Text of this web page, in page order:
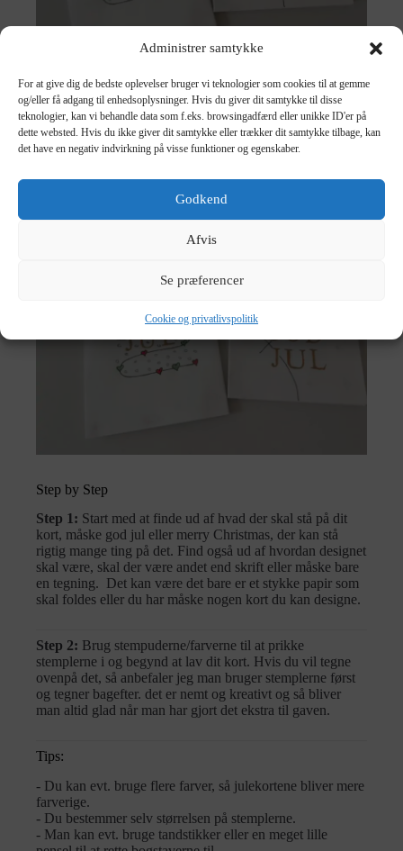
Administrer samtykke
For at give dig de bedste oplevelser bruger vi teknologier som cookies til at gemme
og/eller få adgang til enhedsoplysninger. Hvis du giver dit samtykke til disse
teknologier, kan vi behandle data som f.eks. browsingadfærd eller unikke ID'er på
dette websted. Hvis du ikke giver dit samtykke eller trækker dit samtykke tilbage, kan
det have en negativ indvirkning på visse funktioner og egenskaber.
Godkend
Afvis
Se præferencer
Cookie og privatlivspolitik
Step by Step
Step 1: Start med at finde ud af hvad der skal stå på dit
kort, måske god jul eller merry Christmas, der kan stå
rigtig mange ting på det. Find også ud af hvordan designet
skal være, skal der være andet end skrift eller måske bare
en tegning. Det kan være det bare er et stykke papir som
skal foldes eller du har måske nogen kort du kan designe.
Step 2: Brug stempuderne/farverne til at prikke
stemplerne i og begynd at lav dit kort. Hvis du vil tegne
ovenpå det, så anbefaler jeg man bruger stemplerne først
og tegner bagefter. det er nemt og kreativt og så bliver
man altid glad når man har gjort det ekstra til gaven.
Tips:
- Du kan evt. bruge flere farver, så julekortene bliver mere
farverige.
- Du bestemmer selv størrelsen på stemplerne.
- Man kan evt. bruge tandstikker eller en meget lille